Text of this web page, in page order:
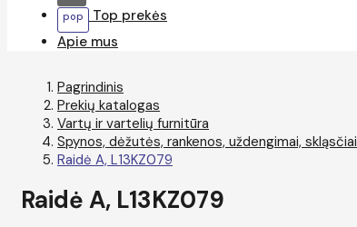
Top prekės
Apie mus
Pagrindinis
Prekių katalogas
Vartų ir vartelių furnitūra
Spynos, dėžutės, rankenos, uždengimai, skląsčiai
Raidė A, L13KZ079
Raidė A, L13KZ079